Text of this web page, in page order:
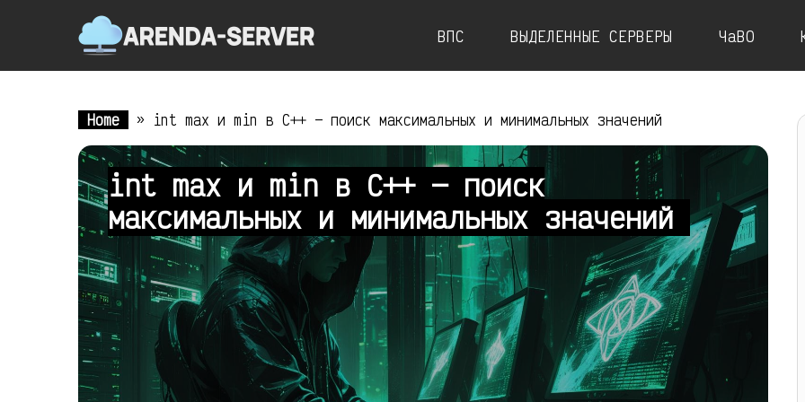
ВПС ВЫДЕЛЕННЫЕ СЕРВЕРЫ ЧаВО
Home » int max и min в C++ — поиск максимальных и минимальных значений
int max и min в C++ — поиск
максимальных и минимальных значений